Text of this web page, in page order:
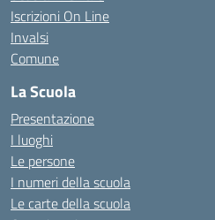
Iscrizioni On Line
Invalsi
Comune
La Scuola
Presentazione
I luoghi
Le persone
I numeri della scuola
Le carte della scuola